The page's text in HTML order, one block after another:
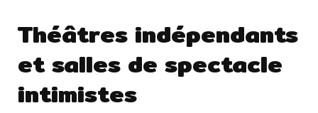
Théâtres indépendants
et salles de spectacle
intimistes